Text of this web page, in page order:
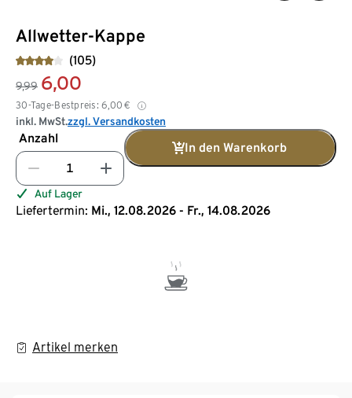
Allwetter-Kappe
(105)
9,99 6,00
30-Tage-Bestpreis: 6,00 €
inkl. MwSt.zzgl. Versandkosten
Anzahl
In den Warenkorb
Auf Lager
Liefertermin: Mi., 12.08.2026 - Fr., 14.08.2026
Artikel merken